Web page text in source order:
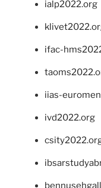
ialp2022.org
ifac-
iias-
ivd2022.org